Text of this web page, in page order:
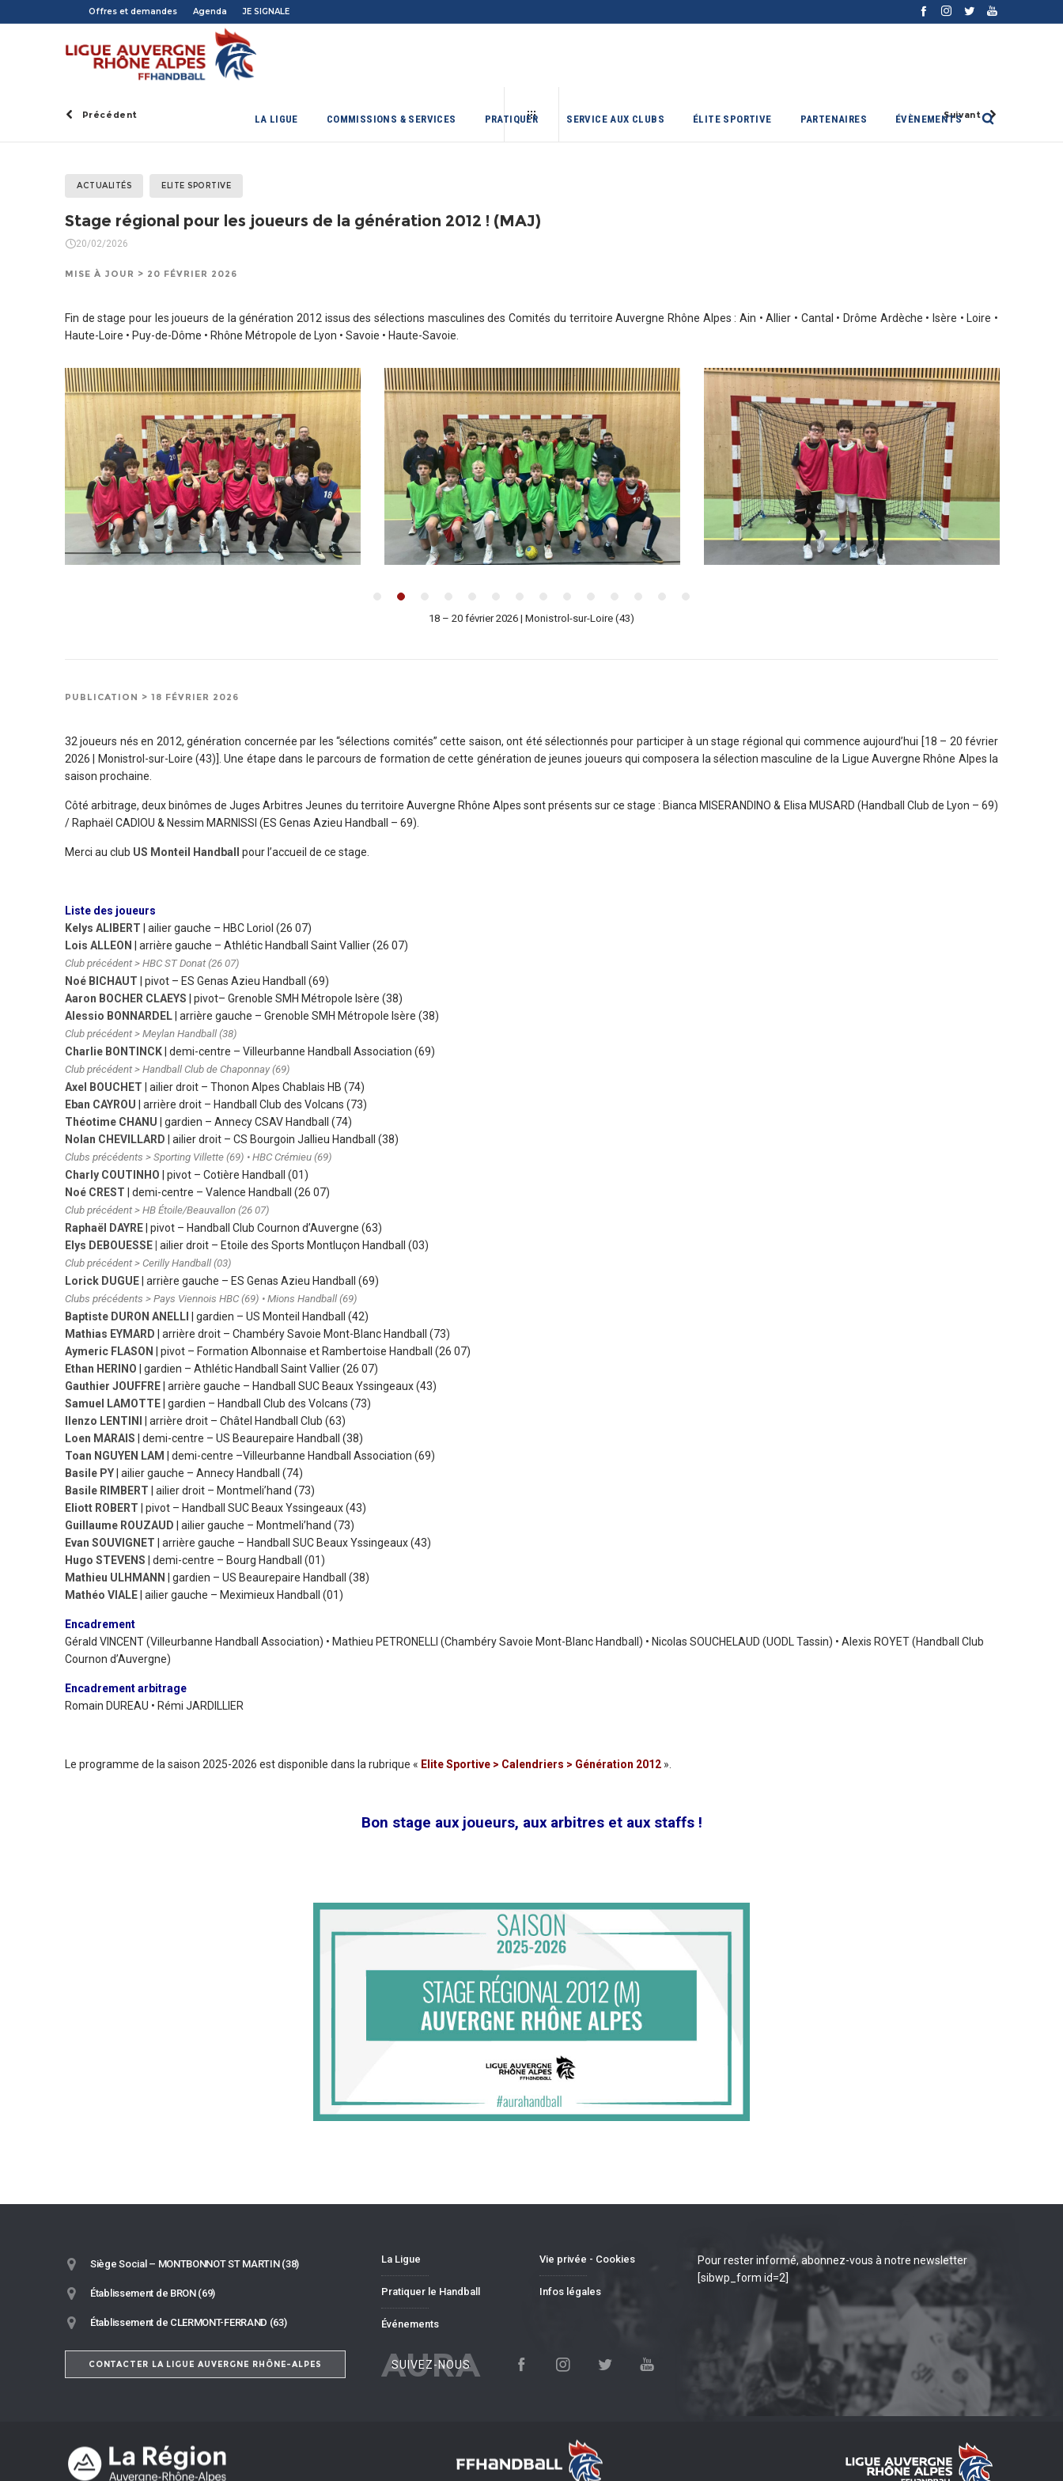
Offres et demandes Agenda JE SIGNALE
LA LIGUE COMMISSIONS & SERVICES PRATIQUER SERVICE AUX CLUBS ÉLITE SPORTIVE PARTENAIRES ÉVÈNEMENTS
Précédent Suivant
ACTUALITÉS ELITE SPORTIVE
Stage régional pour les joueurs de la génération 2012 ! (MAJ)
20/02/2026
MISE À JOUR > 20 FÉVRIER 2026
Fin de stage pour les joueurs de la génération 2012 issus des sélections masculines des Comités du territoire Auvergne Rhône Alpes : Ain • Allier • Cantal • Drôme Ardèche • Isère • Loire •
Haute-Loire • Puy-de-Dôme • Rhône Métropole de Lyon • Savoie • Haute-Savoie.
18 – 20 février 2026 | Monistrol-sur-Loire (43)
PUBLICATION > 18 FÉVRIER 2026
32 joueurs nés en 2012, génération concernée par les “sélections comités” cette saison, ont été sélectionnés pour participer à un stage régional qui commence aujourd’hui [18 – 20 février
2026 | Monistrol-sur-Loire (43)]. Une étape dans le parcours de formation de cette génération de jeunes joueurs qui composera la sélection masculine de la Ligue Auvergne Rhône Alpes la
saison prochaine.
Côté arbitrage, deux binômes de Juges Arbitres Jeunes du territoire Auvergne Rhône Alpes sont présents sur ce stage : Bianca MISERANDINO & Elisa MUSARD (Handball Club de Lyon – 69)
/ Raphaël CADIOU & Nessim MARNISSI (ES Genas Azieu Handball – 69).
Merci au club US Monteil Handball pour l’accueil de ce stage.
Liste des joueurs
Kelys ALIBERT | ailier gauche – HBC Loriol (26 07)
Lois ALLEON
| arrière gauche – Athlétic Handball Saint Vallier (26 07)
Club précédent > HBC ST Donat (26 07)
Noé BICHAUT | pivot – ES Genas Azieu Handball (69)
Aaron BOCHER CLAEYS | pivot– Grenoble SMH Métropole Isère (38)
Alessio BONNARDEL | arrière gauche – Grenoble SMH Métropole Isère (38)
Club précédent > Meylan Handball (38)
Charlie BONTINCK | demi-centre – Villeurbanne Handball Association (69)
Club précédent > Handball Club de Chaponnay (69)
Axel BOUCHET | ailier droit – Thonon Alpes Chablais HB (74)
Eban CAYROU | arrière droit – Handball Club des Volcans (73)
Théotime CHANU
| gardien – Annecy CSAV Handball (74)
Nolan CHEVILLARD | ailier droit – CS Bourgoin Jallieu Handball (38)
Clubs précédents > Sporting Villette (69) • HBC Crémieu (69)
Charly COUTINHO | pivot – Cotière Handball (01)
Noé CREST | demi-centre – Valence Handball (26 07)
Club précédent > HB Étoile/Beauvallon (26 07)
Raphaël DAYRE | pivot – Handball Club Cournon d’Auvergne (63)
Elys DEBOUESSE | ailier droit – Etoile des Sports Montluçon Handball (03)
Club précédent > Cerilly Handball (03)
Lorick DUGUE | arrière gauche – ES Genas Azieu Handball (69)
Clubs précédents > Pays Viennois HBC (69) • Mions Handball (69)
Baptiste DURON ANELLI | gardien – US Monteil Handball (42)
Mathias EYMARD | arrière droit – Chambéry Savoie Mont-Blanc Handball (73)
Aymeric FLASON
| pivot – Formation Albonnaise et Rambertoise Handball (26 07)
Ethan HERINO | gardien – Athlétic Handball Saint Vallier (26 07)
Gauthier JOUFFRE | arrière gauche – Handball SUC Beaux Yssingeaux (43)
Samuel LAMOTTE | gardien – Handball Club des Volcans (73)
Ilenzo LENTINI
| arrière droit – Châtel Handball Club (63)
Loen MARAIS | demi-centre – US Beaurepaire Handball (38)
Toan NGUYEN LAM
| demi-centre –Villeurbanne Handball Association (69)
Basile PY | ailier gauche – Annecy Handball (74)
Basile RIMBERT | ailier droit – Montmeli’hand (73)
Eliott ROBERT | pivot – Handball SUC Beaux Yssingeaux (43)
Guillaume ROUZAUD | ailier gauche – Montmeli’hand (73)
Evan SOUVIGNET | arrière gauche – Handball SUC Beaux Yssingeaux (43)
Hugo STEVENS | demi-centre – Bourg Handball (01)
Mathieu ULHMANN
| gardien – US Beaurepaire Handball (38)
Mathéo VIALE | ailier gauche – Meximieux Handball (01)
Encadrement
Gérald VINCENT (Villeurbanne Handball Association) • Mathieu PETRONELLI (Chambéry Savoie Mont-Blanc Handball) • Nicolas SOUCHELAUD (UODL Tassin) • Alexis ROYET (Handball Club
Cournon d’Auvergne)
Encadrement arbitrage
Romain DUREAU • Rémi JARDILLIER
Le programme de la saison 2025-2026 est disponible dans la rubrique « Elite Sportive > Calendriers > Génération 2012 ».
Bon stage aux joueurs, aux arbitres et aux staffs !
Siège Social – MONTBONNOT ST MARTIN (38)
Établissement de BRON (69)
Établissement de CLERMONT-FERRAND (63)
CONTACTER LA LIGUE AUVERGNE RHÔNE-ALPES
La Ligue
Pratiquer le Handball
Événements
Vie privée - Cookies
Infos légales
AURA
SUIVEZ-NOUS
Pour rester informé, abonnez-vous à notre newsletter
[sibwp_form id=2]